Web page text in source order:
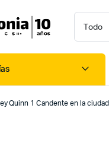
Quinn 1 Candente en la ciudad